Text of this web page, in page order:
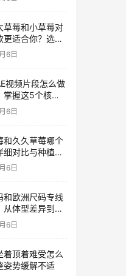
草莓和小草莓对
更适合你？选购
析
6日
视频片段怎么做
掌握这5个核心
6日
和久久草莓哪个
细对比与种植指
6日
和欧洲尺码专线
从体型差异到购
南
6日
着顶着难受怎么
姿势缓解不适